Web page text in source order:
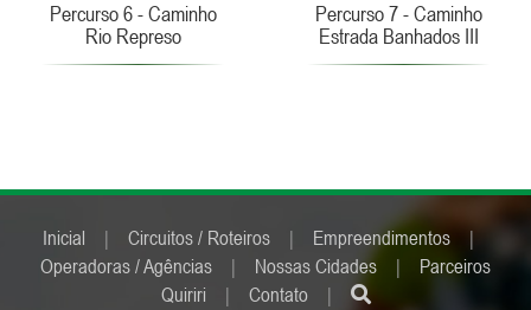
Percurso 6 - Caminho
Rio Represo
Percurso 7 - Caminho
Estrada Banhados III
Inicial | Circuitos / Roteiros | Empreendimentos
|
Operadoras / Agências
| Nossas Cidades |
Parceiros
Quiriri
| Contato |